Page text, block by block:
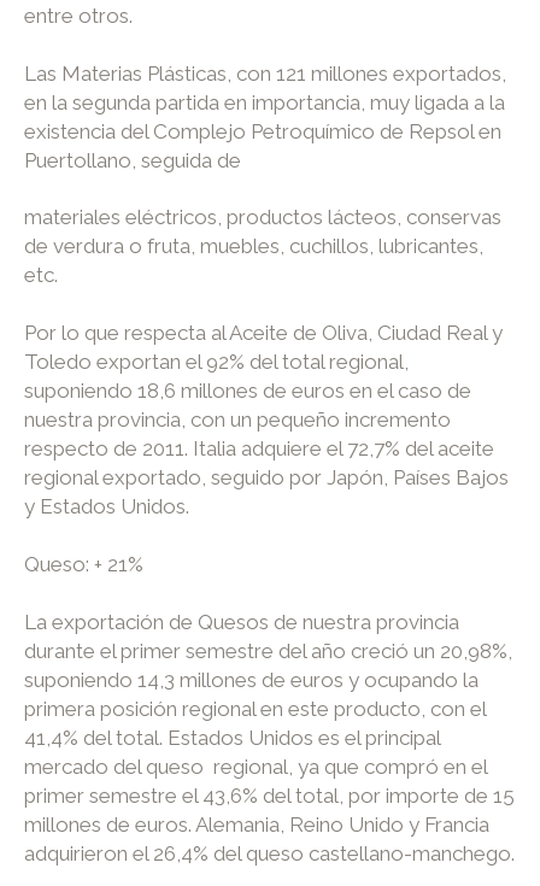
entre otros.
Las Materias Plásticas, con 121 millones exportados,
en la segunda partida en importancia, muy ligada a la
existencia del Complejo Petroquímico de Repsol en
Puertollano, seguida de
materiales eléctricos, productos lácteos, conservas
de verdura o fruta, muebles, cuchillos, lubricantes,
etc.
Por lo que respecta al Aceite de Oliva, Ciudad Real y
Toledo exportan el 92% del total regional,
suponiendo 18,6 millones de euros en el caso de
nuestra provincia, con un pequeño incremento
respecto de 2011. Italia adquiere el 72,7% del aceite
regional exportado, seguido por Japón, Países Bajos
y Estados Unidos.
Queso: + 21%
La exportación de Quesos de nuestra provincia
durante el primer semestre del año creció un 20,98%,
suponiendo 14,3 millones de euros y ocupando la
primera posición regional en este producto, con el
41,4% del total. Estados Unidos es el principal
mercado del queso regional, ya que compró en el
primer semestre el 43,6% del total, por importe de 15
millones de euros. Alemania, Reino Unido y Francia
adquirieron el 26,4% del queso castellano-manchego.